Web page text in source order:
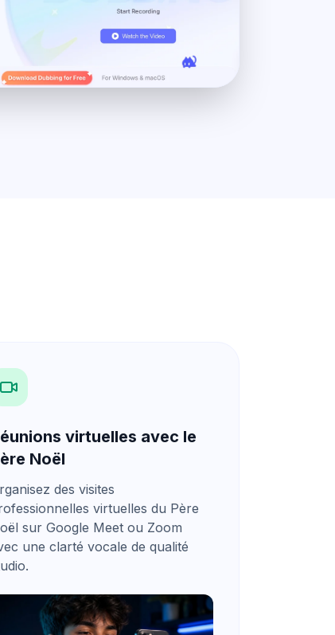
virtuelles avec le
Noël
des visites
virtuelles du Père
sur Google Meet ou Zoom
une clarté vocale de qualité